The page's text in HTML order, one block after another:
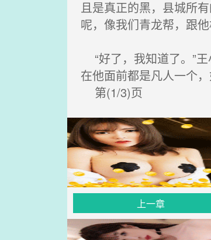
且是真正的黑，县城所
呢，像我们青龙帮，跟
“好了，我知道了。”
在他面前都是凡人一个
第(1/3)页
上一章